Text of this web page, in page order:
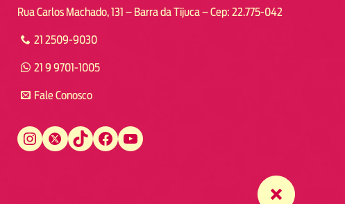
Rua Carlos Machado, 131 – Barra da Tijuca – Cep: 22.775-042
21 2509-9030
21 9 9701-1005
Fale Conosco
Instagram Twitter TikTok Facebook YouTube